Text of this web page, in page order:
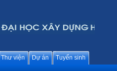
Thư viện Dự án Tuyển sinh